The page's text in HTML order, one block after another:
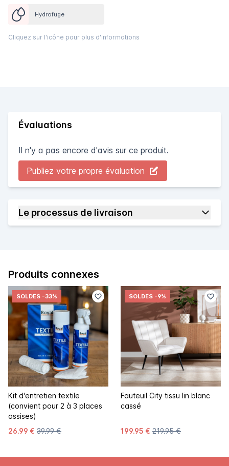
Hydrofuge
Cliquez sur l'icône pour plus d'informations
Évaluations
Il n'y a pas encore d'avis sur ce produit.
Publiez votre propre évaluation
Le processus de livraison
Produits connexes
SOLDES -33%
Kit d'entretien textile
(convient pour 2 à 3 places
assises)
26.99 € 39.99 €
SOLDES -9%
Fauteuil City tissu lin blanc
cassé
199.95 € 219.95 €